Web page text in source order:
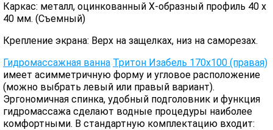
Каркас: металл, оцинкованный Х-образный профиль 40 х
40 мм. (Съемный)
Крепление экрана: Верх на защелках, низ на саморезах.
Гидромассажная ванна Тритон Изабель 170х100 (правая)
имеет асимметричную форму и угловое расположение
(можно выбрать левый или правый вариант).
Эргономичная спинка, удобный подголовник и функция
гидромассажа сделают водные процедуры наиболее
комфортными. В стандартную комплектацию входит: